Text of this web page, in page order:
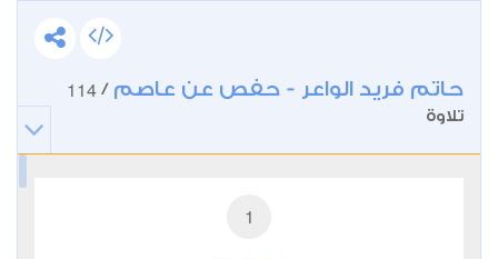
حاتم فريد الواعر - حفص عن عاصم /
114
تلاوة
1